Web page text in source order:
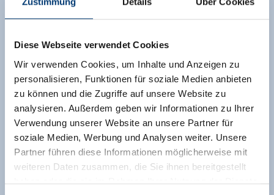
Diese Webseite verwendet Cookies
Wir verwenden Cookies, um Inhalte und Anzeigen zu
personalisieren, Funktionen für soziale Medien anbieten
zu können und die Zugriffe auf unsere Website zu
analysieren. Außerdem geben wir Informationen zu Ihrer
Verwendung unserer Website an unsere Partner für
soziale Medien, Werbung und Analysen weiter. Unsere
Partner führen diese Informationen möglicherweise mit
weiteren Daten zusammen, die Sie ihnen bereitgestellt
haben oder die sie im Rahmen Ihrer Nutzung der Dienste
Zimmergröße:80 m² | Belegung:6 - 16
Personen | Schlafzimmer:4
RENOVIERTES Ferienhaus ruhiger Hanglage
inmitten der phantastischen Zillertaler Bergwelt.
Es erwartet Sie eine geräumige,gut
ausgestattete Küche und ein gemütlicher
Aufenthaltsraum mit Sat-TV, den Sie für Spiele
oder zum netten Zusammensetzen jederzeit
benützen können. Auf unserer Terrasse haben